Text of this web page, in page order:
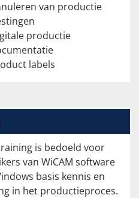
van productie
productie
labels
is bedoeld voor
van WiCAM software
basis kennis en
in het productieproces.